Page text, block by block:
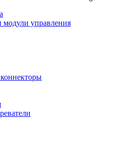
управления